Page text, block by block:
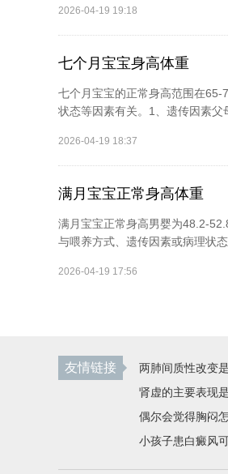
2026-04-19 19:18
七个月宝宝身高体重
七个月宝宝的正常身高范围在65-
状态等因素有关。1、遗传因素父
2026-04-19 18:37
满月宝宝正常身高体重
满月宝宝正常身高男婴为48.2-
与喂养方式、遗传因素或病理状
2026-04-19 17:56
友情链接 两肺间质性改变
肾虚的主要表现
偶尔会觉得胸闷
小孩子患白癜风